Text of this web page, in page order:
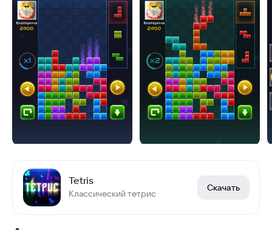
Tetris
Классический тетрис
Скачать